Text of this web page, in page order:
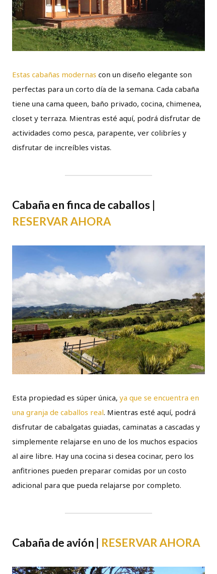
Estas cabañas modernas con un diseño elegante son
perfectas para un corto día de la semana. Cada cabaña
tiene una cama queen, baño privado, cocina, chimenea,
closet y terraza. Mientras esté aquí, podrá disfrutar de
actividades como pesca, parapente, ver colibríes y
disfrutar de increíbles vistas.
Cabaña en finca de caballos |
RESERVAR AHORA
Esta propiedad es súper única, ya que se encuentra en
una granja de caballos real. Mientras esté aquí, podrá
disfrutar de cabalgatas guiadas, caminatas a cascadas y
simplemente relajarse en uno de los muchos espacios
al aire libre. Hay una cocina si desea cocinar, pero los
anfitriones pueden preparar comidas por un costo
adicional para que pueda relajarse por completo.
Cabaña de avión | RESERVAR AHORA